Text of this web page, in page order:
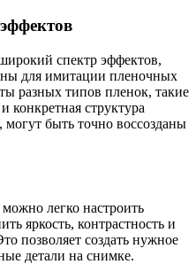
спектр эффектов,
для имитации пленочных
разных типов пленок, такие
конкретная структура
могут быть точно воссозданы
легко настроить
яркость, контрастность и
позволяет создать нужное
детали на снимке.